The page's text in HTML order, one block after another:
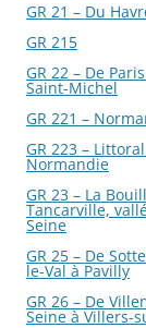
GR 21 – Du
GR 215
GR 22 – De
Saint-Michel
GR 221 –
GR 223 –
Normandie
GR 23 – La
Tancarville,
Seine
GR 25 – De
le-Val à Pavilly
GR 26 – De
Seine à Villers-